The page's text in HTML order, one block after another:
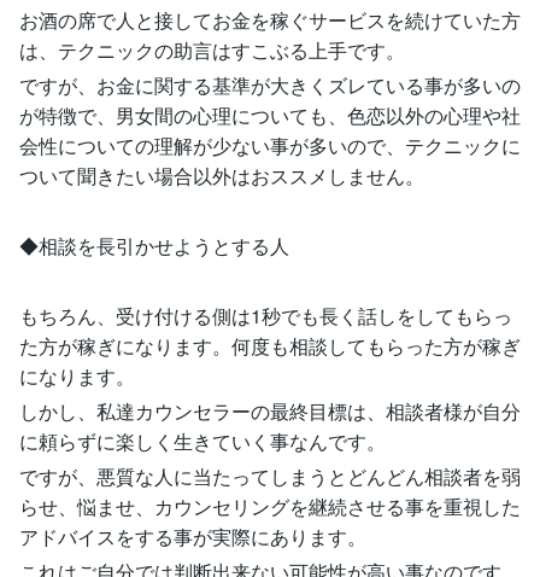
お酒の席で人と接してお金を稼ぐサービスを続けていた方
は、テクニックの助言はすこぶる上手です。
ですが、お金に関する基準が大きくズレている事が多いの
が特徴で、男女間の心理についても、色恋以外の心理や社
会性についての理解が少ない事が多いので、テクニックに
ついて聞きたい場合以外はおススメしません。
◆相談を長引かせようとする人
もちろん、受け付ける側は1秒でも長く話しをしてもらっ
た方が稼ぎになります。何度も相談してもらった方が稼ぎ
になります。
しかし、私達カウンセラーの最終目標は、相談者様が自分
に頼らずに楽しく生きていく事なんです。
ですが、悪質な人に当たってしまうとどんどん相談者を弱
らせ、悩ませ、カウンセリングを継続させる事を重視した
アドバイスをする事が実際にあります。
これはご自分では判断出来ない可能性が高い事なのです